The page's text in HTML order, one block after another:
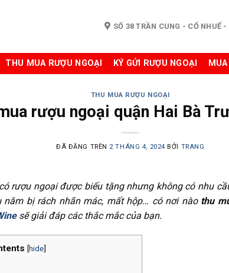
SỐ 38 TRẦN CUNG - CỔ NHUẾ -
THU MUA RƯỢU NGOẠI KÝ GỬI RƯỢU NGOẠI
THU MUA RƯỢU NGOẠI
rượu ngoại quận Hai Bà
ĐÃ ĐĂNG TRÊN 2 THÁNG 4, 2024 BỞI TRANG
rượu ngoại được biếu tặng nhưng không có nhu
năm bị rách nhãn mác, mất hộp… có nơi nào thu
sẽ giải đáp các thắc mắc của bạn.
[hide]